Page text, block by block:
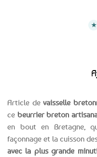
Article devaisselle
ce beurrier breton
en bout en Bretagne,
façonnage et la cuisson
avec la plus grande